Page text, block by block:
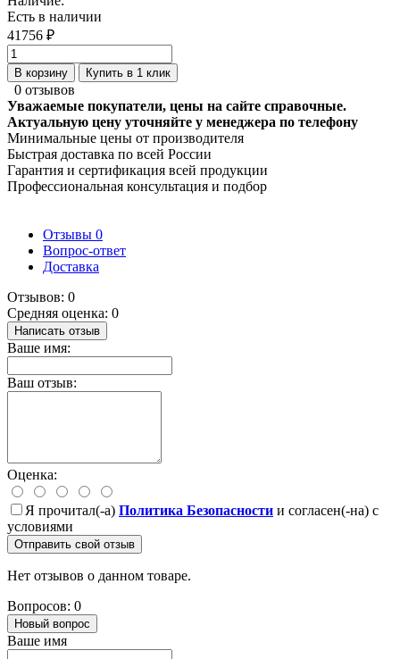
Есть в наличии
41756 ₽
В корзину Купить в 1 клик
0 отзывов
Уважаемые покупатели, цены на сайте справочные.
Актуальную цену уточняйте у менеджера по телефону
Минимальные цены от производителя
Быстрая доставка по всей России
Гарантия и сертификация всей продукции
Профессиональная консультация и подбор
Отзывы 0
Вопрос-ответ
Доставка
Отзывов: 0
Средняя оценка: 0
Написать отзыв
Ваше имя:
Ваш отзыв:
Оценка:
Я прочитал(-а) Политика Безопасности и согласен(-на) с
условиями
Отправить свой отзыв
Нет отзывов о данном товаре.
Вопросов: 0
Новый вопрос
Ваше имя